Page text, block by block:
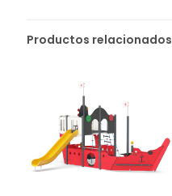
Productos relacionados